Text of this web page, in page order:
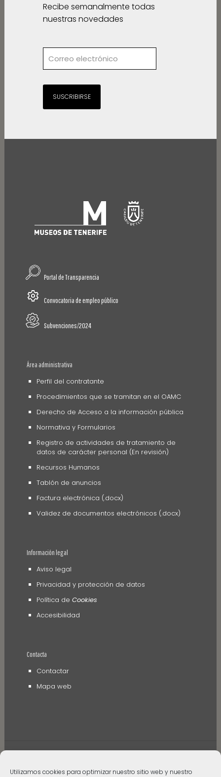
Utilizamos cookies para optimizar nuestro sitio web y nuestro
Recibe semanalmente todas
nuestras novedades
SUSCRIBIRSE
Portal de Transparencia
Convocatoria de empleo público
Subvenciones/2024
Área administrativa
Perfil del contratante
Procedimientos que se tramitan en el OAMC
Derecho de Acceso a la información pública
Normativa y Formularios
Registro de actividades de tratamiento de
datos de carácter personal (En revisión)
Recursos Humanos
Tablón de anuncios
Factura electrónica (.docx)
Validez de documentos electrónicos (.docx)
Información legal
Aviso legal
Privacidad y protección de datos
Política de Cookies
Accesibilidad
Contacta
Contactar
Mapa web